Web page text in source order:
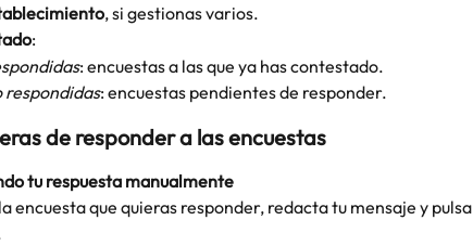
, si gestionas varios.
:
: encuestas a las que ya has contestado.
respondidas: encuestas pendientes de responder.
de responder a las encuestas
tu respuesta manualmente
encuesta que quieras responder, redacta tu mensaje y pulsa